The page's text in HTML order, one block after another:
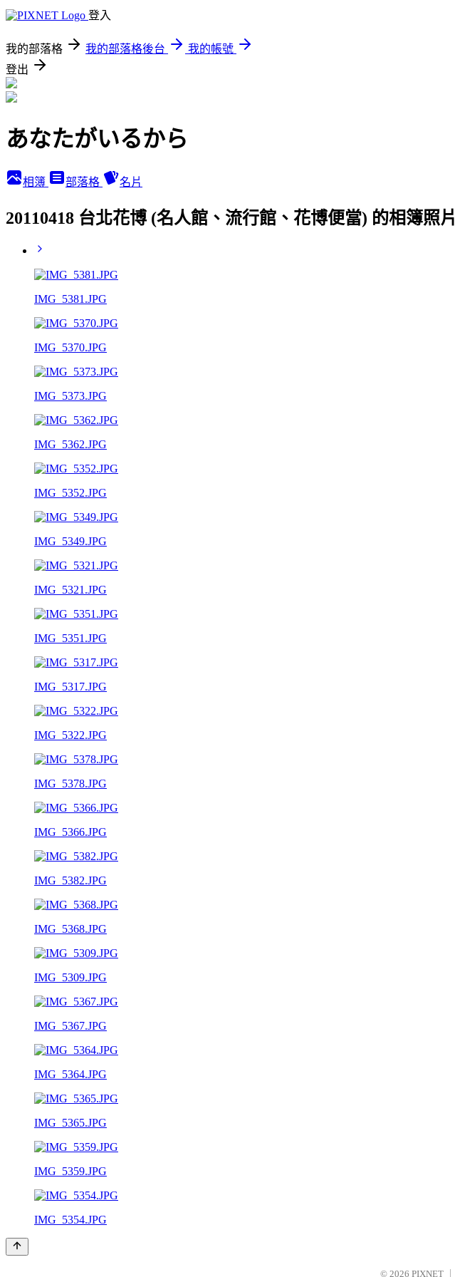
登入
我的部落格 我的部落格後台
我的帳號
登出
あなたがいるから
相簿 部落格 名片
20110418 台北花博 (名人館、流行館、花博便當) 的相簿照片
IMG_5381.JPG
IMG_5370.JPG
IMG_5373.JPG
IMG_5362.JPG
IMG_5352.JPG
IMG_5349.JPG
IMG_5321.JPG
IMG_5351.JPG
IMG_5317.JPG
IMG_5322.JPG
IMG_5378.JPG
IMG_5366.JPG
IMG_5382.JPG
IMG_5368.JPG
IMG_5309.JPG
IMG_5367.JPG
IMG_5364.JPG
IMG_5365.JPG
IMG_5359.JPG
IMG_5354.JPG
© 2026 PIXNET